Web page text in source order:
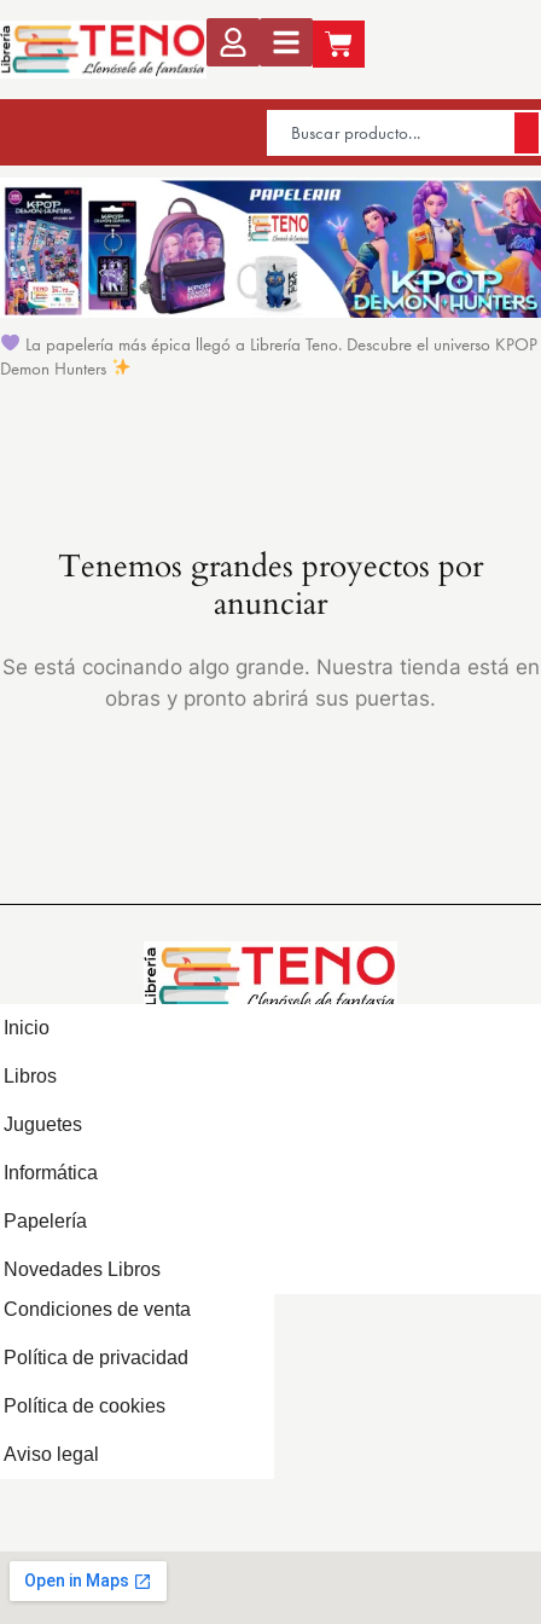
La papelería más épica llegó a Librería Teno. Descubre el universo KPOP
Demon Hunters
Tenemos grandes proyectos por
anunciar
Se está cocinando algo grande. Nuestra tienda está en
obras y pronto abrirá sus puertas.
Inicio
Libros
Juguetes
Informática
Papelería
Novedades Libros
Condiciones de venta
Política de privacidad
Política de cookies
Aviso legal